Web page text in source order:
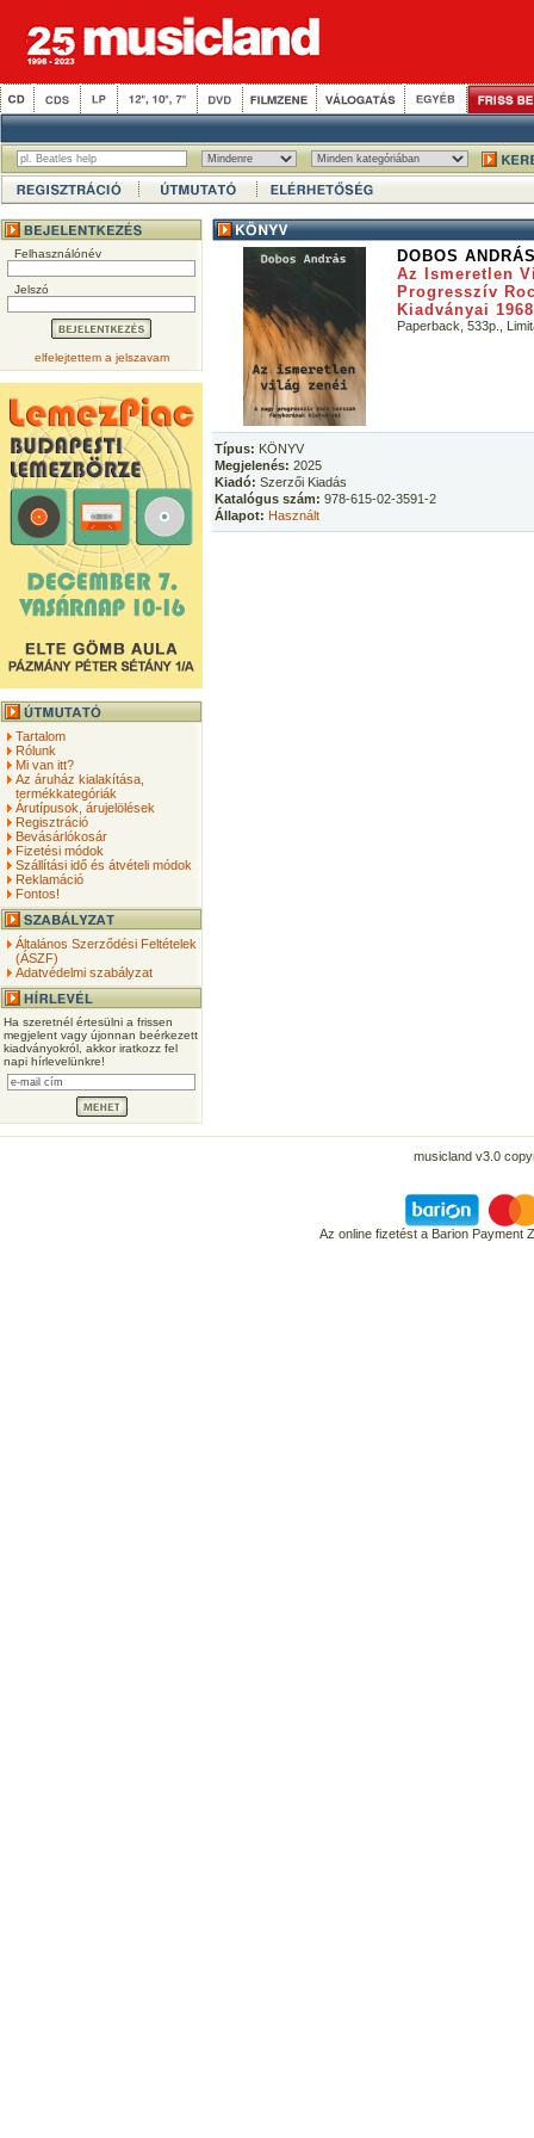
Felhasználónév
Jelszó
elfelejtettem a jelszavam
Tartalom
Rólunk
Mi van itt?
Az áruház kialakítása,
termékkategóriák
Árutípusok, árujelölések
Regisztráció
Bevásárlókosár
Fizetési módok
Szállítási idő és átvételi módok
Reklamáció
Fontos!
Általános Szerződési Feltételek
(ÁSZF)
Adatvédelmi szabályzat
Ha szeretnél értesülni a frissen
megjelent vagy újonnan beérkezett
kiadványokról, akkor iratkozz fel
napi hírlevelünkre!
DOBOS
Az Ismeretlen
Progresszív
Kiadványai
Paperback, 533p.,
Típus: KÖNYV
Megjelenés: 2025
Kiadó: Szerzői Kiadás
Katalógus szám: 978-615-02-3591-2
Állapot: Használt
musicland v3.0
Az online fizetést a Barion Payment